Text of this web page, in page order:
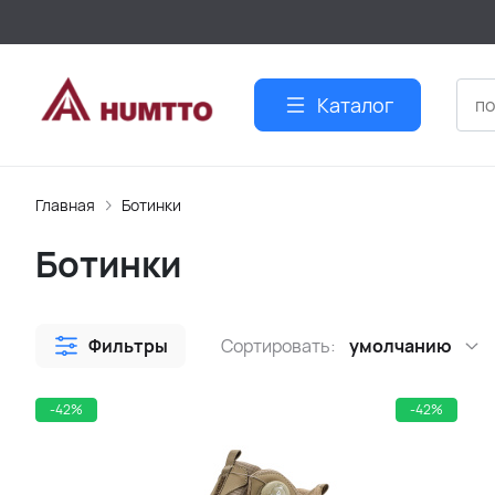
Каталог
Главная Ботинки
Ботинки
Фильтры Сортировать: умолчанию
-42% -42%